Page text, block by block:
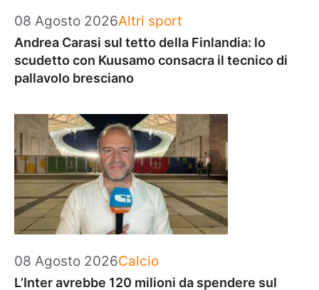
08 Agosto 2026Categorie
Altri sport
Andrea Carasi sul tetto della Finlandia: lo
scudetto con Kuusamo consacra il tecnico di
pallavolo bresciano
08 Agosto 2026Categorie
Calcio
L’Inter avrebbe 120 milioni da spendere sul